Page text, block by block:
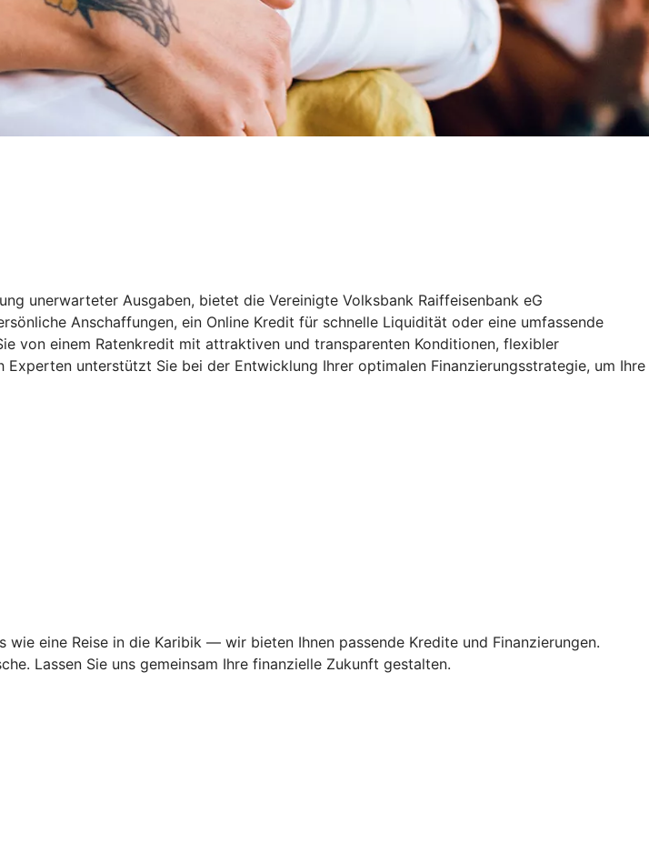
unerwarteter Ausgaben, bietet die Vereinigte Volksbank Raiffeisenbank eG
Anschaffungen, ein Online Kredit für schnelle Liquidität oder eine umfassende
von einem Ratenkredit mit attraktiven und transparenten Konditionen, flexibler
unterstützt Sie bei der Entwicklung Ihrer optimalen Finanzierungsstrategie, um Ihre
eine Reise in die Karibik — wir bieten Ihnen passende Kredite und Finanzierungen.
Lassen Sie uns gemeinsam Ihre finanzielle Zukunft gestalten.